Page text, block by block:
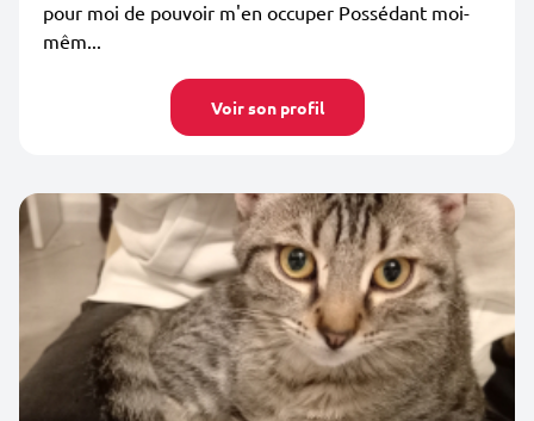
pour moi de pouvoir m'en occuper Possédant moi-
mêm...
Voir son profil